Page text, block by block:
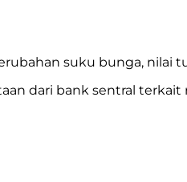
suku bunga, nilai
dari bank sentral